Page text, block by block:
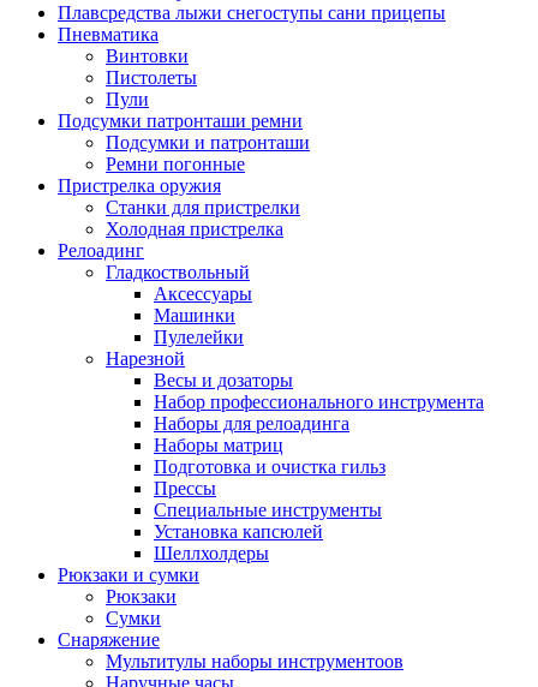
Плавсредства лыжи снегоступы сани прицепы
Пневматика
Винтовки
Пистолеты
Пули
Подсумки патронташи ремни
Подсумки и патронташи
Ремни погонные
Пристрелка оружия
Станки для пристрелки
Холодная пристрелка
Релоадинг
Гладкоствольный
Аксессуары
Машинки
Пулелейки
Нарезной
Весы и дозаторы
Набор профессионального инструмента
Наборы для релоадинга
Наборы матриц
Подготовка и очистка гильз
Прессы
Специальные инструменты
Установка капсюлей
Шеллхолдеры
Рюкзаки и сумки
Рюкзаки
Сумки
Снаряжение
Мультитулы наборы инструментоов
Наручные часы